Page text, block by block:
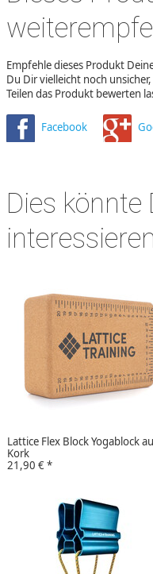
Empfehle dieses Produkt
Du Dir vielleicht noch
Teilen das Produkt bewerten
Facebook
Dies könnte
interessieren
Lattice Flex Block Yogablock
Kork
21,90 €*